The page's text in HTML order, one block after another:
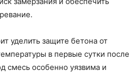
уделить защите бетона от
в первые сутки после
смесь особенно уязвима и